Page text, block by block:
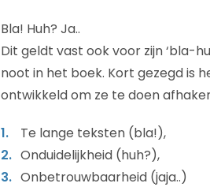
Bla! Huh? Ja..
Dit geldt vast ook voor zijn ‘bla-
noot in het boek. Kort gezegd
ontwikkeld om ze te doen
Te lange teksten (bla!),
Onduidelijkheid (huh?),
Onbetrouwbaarheid (jaja..)